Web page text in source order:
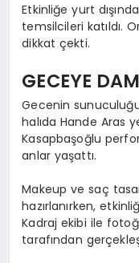
Etkinliğe yurt
temsilcileri katıldı.
dikkat çekti.
GECEYE
Gecenin
halıda Hande Aras
Kasapbaşoğlu
anlar yaşattı.
Makeup ve saç
hazırlanırken,
Kadraj ekibi ile
tarafından